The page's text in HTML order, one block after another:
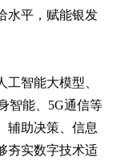
水平，赋能银发
工智能大模型、
智能、5G通信等
辅助决策、信息
夯实数字技术适